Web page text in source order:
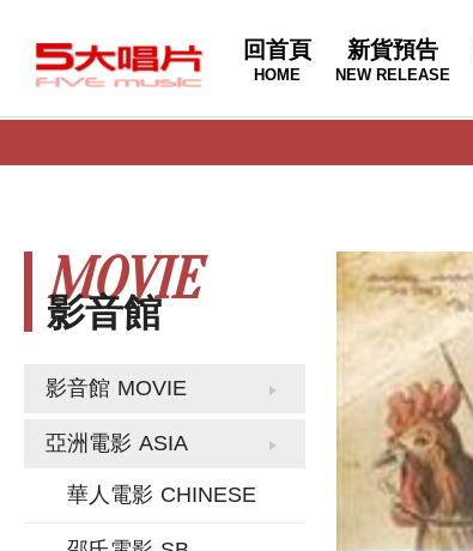
回首頁
HOME
新貨預告
NEW RELEASE
影音館
MOVIE
影音館 MOVIE
亞洲電影 ASIA
華人電影 CHINESE